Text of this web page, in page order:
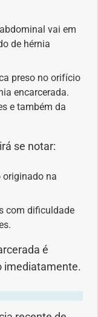
vai em
de hérnia
preso no orifício
encarcerada.
e também da
se notar:
originado na
com dificuldade
é
imediatamente.